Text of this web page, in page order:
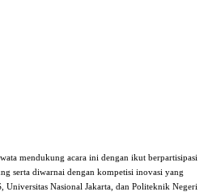
mendukung acara ini dengan ikut berpartisipasi
serta diwarnai dengan kompetisi inovasi yang
Universitas Nasional Jakarta, dan Politeknik Negeri